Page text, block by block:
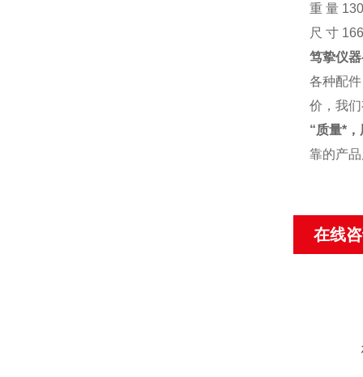
重 量
尺 寸
笃挚仪
各种配
价，我
“质量*
靠的产
在线